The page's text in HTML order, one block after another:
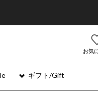
お気
ギフト/Gift